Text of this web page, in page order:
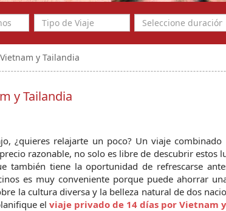
y Tailandia
y Tailandia
¿quieres relajarte un poco? Un viaje combinado
razonable, no solo es libre de descubrir estos
también tiene la oportunidad de refrescarse
es muy conveniente porque puede ahorrar
la cultura diversa y la belleza natural de dos
el viaje privado de 14 días por Vietnam